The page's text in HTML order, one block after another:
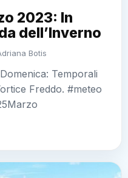
2023: In
dell’Inverno
Botis
Temporali
Freddo. #meteo